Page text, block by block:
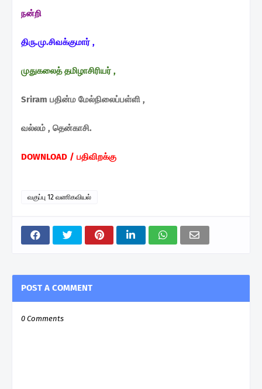
நன்றி
திரு.மு.சிவக்குமார் ,
முதுகலைத் தமிழாசிரியர் ,
Sriram பதின்ம மேல்நிலைப்பள்ளி ,
வல்லம் , தென்காசி.
DOWNLOAD / பதிவிறக்கு
வகுப்பு 12 வணிகவியல்
POST A COMMENT
0 Comments